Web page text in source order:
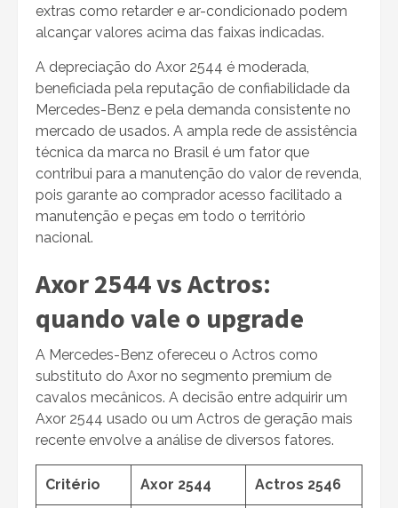
extras como retarder e ar-condicionado podem
alcançar valores acima das faixas indicadas.
A depreciação do Axor 2544 é moderada,
beneficiada pela reputação de confiabilidade da
Mercedes-Benz e pela demanda consistente no
mercado de usados. A ampla rede de assistência
técnica da marca no Brasil é um fator que
contribui para a manutenção do valor de revenda,
pois garante ao comprador acesso facilitado a
manutenção e peças em todo o território
nacional.
Axor 2544 vs Actros:
quando vale o upgrade
A Mercedes-Benz ofereceu o Actros como
substituto do Axor no segmento premium de
cavalos mecânicos. A decisão entre adquirir um
Axor 2544 usado ou um Actros de geração mais
recente envolve a análise de diversos fatores.
Critério Axor 2544 Actros 2546